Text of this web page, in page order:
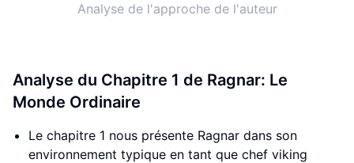
Analyse de l'approche de l'auteur
Analyse du Chapitre 1 de Ragnar: Le
Monde Ordinaire
Le chapitre 1 nous présente Ragnar dans son
environnement typique en tant que chef viking